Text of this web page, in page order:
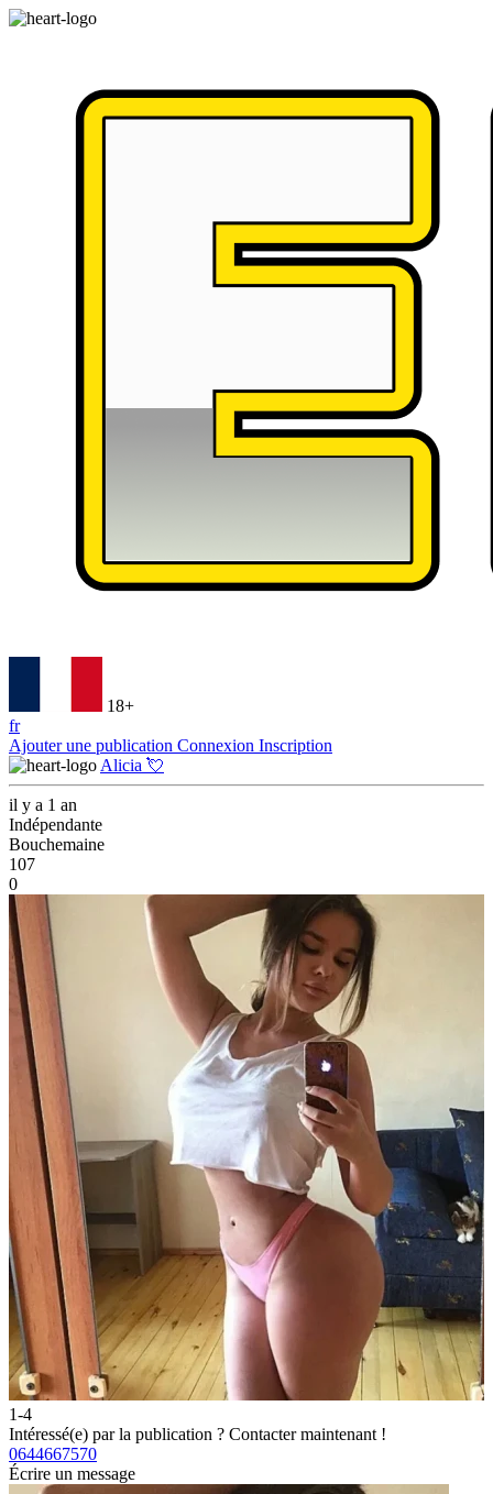
18+
fr
Ajouter une publication Connexion Inscription
Alicia 💘
il y a 1 an
Indépendante
Bouchemaine
107
0
1-4
Intéressé(e) par la publication ? Contacter maintenant !
0644667570
Écrire un message